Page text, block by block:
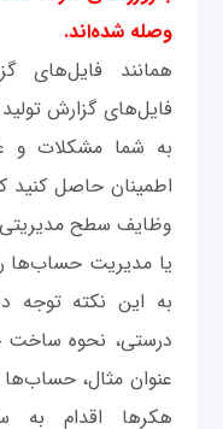
وصله شده‌اند.
همانند فایل‌های
فایل‌های گزارش
به شما مشکلات و
اطمینان حاصل کنید
وظایف سطح
یا مدیریت حساب‌ها
به این نکته توجه
درستی، نحوه ساخت
عنوان مثال،
هکرها اقدام به